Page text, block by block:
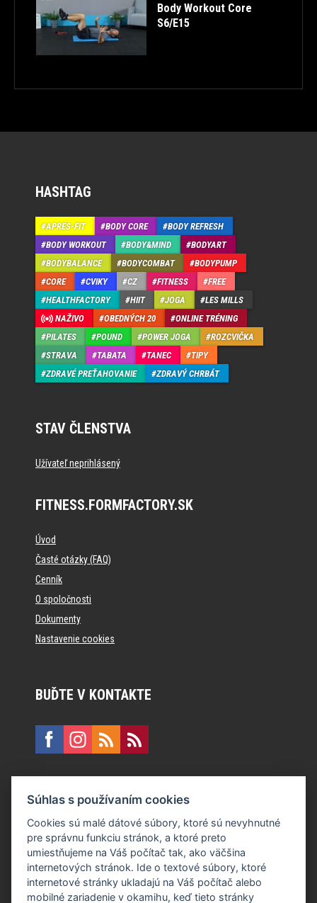
Body Workout Core
S6/E15
HASHTAG
APRÉS-FIT BODY CORE
BODY REFRESH
BODY WORKOUT
BODY&MIND
BODYART
BODYBALANCE
BODYCOMBAT
BODYPUMP
CORE
CVIKY CZ FITNESS
FREE
HEALTHFACTORY
HIIT JOGA
LES MILLS
NAŽIVO
OBEDNÝCH 20
ONLINE TRÉNING
PILATES
POUND POWER JOGA
ROZCVIČKA
STRAVA
TABATA TANEC
TIPY
ZDRAVÉ PREŤAHOVANIE
ZDRAVÝ CHRBÁT
STAV ČLENSTVA
Užívateľ neprihlásený
FITNESS.FORMFACTORY.SK
Úvod
Časté otázky (FAQ)
Cenník
O spoločnosti
Dokumenty
Nastavenie cookies
BUĎTE V KONTAKTE
E:recepcia@formfactory.sk
Form Factory Slovakia s.r.o., Ružová dolina 480/6, 821 08
Bratislava
Za publikovaný obsah sú zodpovední jednotliví autori.
Súhlas s používaním cookies
Cookies sú malé dátové súbory, ktoré sú nevyhnutné
pre správnu funkciu stránok, a ktoré preto
umiestňujeme na Váš počítač tak, ako väčšina
internetových stránok. Ide o textové súbory, ktoré
internetové stránky ukladajú na Váš počítač alebo
mobilné zariadenie v okamihu, keď tieto stránky